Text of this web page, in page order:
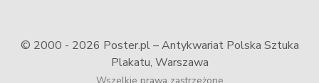
© 2000 - 2026 Poster.pl – Antykwariat Polska Sztuka
Plakatu, Warszawa
Wszelkie prawa zastrzeżone